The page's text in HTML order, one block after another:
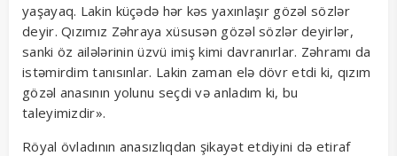
yaşayaq. Lakin küçədə hər kəs yaxınlaşır gözəl sözlər
deyir. Qızımız Zəhraya xüsusən gözəl sözlər deyirlər,
sanki öz ailələrinin üzvü imiş kimi davranırlar. Zəhramı da
istəmirdim tanısınlar. Lakin zaman elə dövr etdi ki, qızım
gözəl anasının yolunu seçdi və anladım ki, bu
taleyimizdir».
Röyal övladının anasızlıqdan şikayət etdiyini də etiraf